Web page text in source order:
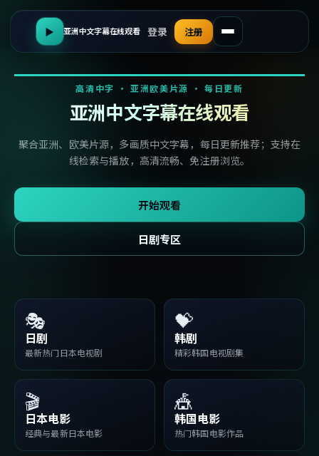
▶ 亚洲中文字幕在线观看 登录 注册
高清中字 · 亚洲欧美片源 · 每日更新
亚洲中文字幕在线观看
聚合亚洲、欧美片源，多画质中文字幕，每日更新推荐；支持在
线检索与播放，高清流畅、免注册浏览。
开始观看
日剧专区
🎭
日剧
最新热门日本电视剧
💝
韩剧
精彩韩国电视剧集
🎬
日本电影
经典与最新日本电影
🎪
韩国电影
热门韩国电影作品